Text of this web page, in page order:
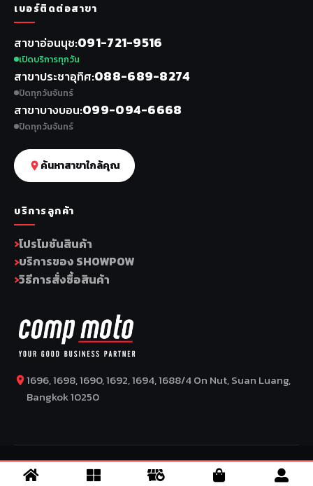
เบอร์ติดต่อสาขา
สาขาอ่อนนุช 091-721-9516
เปิดบริการทุกวัน
สาขาประชาอุทิศ 088-689-8274
ปิดทุกวันจันทร์
สาขาบางบอน 099-094-6668
ปิดทุกวันจันทร์
ค้นหาสาขาใกล้คุณ
บริการลูกค้า
โปรโมชันสินค้า
บริการของ SHOWPOW
วิธีการสั่งซื้อสินค้า
1696, 1698, 1690, 1692, 1694, 1688/4 On Nut, Suan Luang,
Bangkok 10250
COPYRIGHT BY COMP MOTO CO., LTD © 2026–SuperBike x
SuperDrive– ข่าวรถยนต์ รีวิวรถยนต์ไฟฟ้า ข่าวรถไฟฟ้า ข่าวรถ